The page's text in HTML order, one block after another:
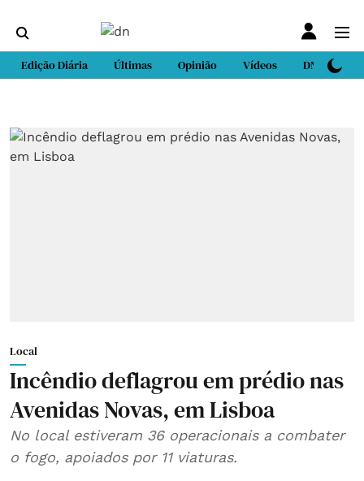
Edição Diária Últimas Opinião Vídeos DN Sport
Local
Incêndio deflagrou em prédio nas
Avenidas Novas, em Lisboa
No local estiveram 36 operacionais a combater
o fogo, apoiados por 11 viaturas.